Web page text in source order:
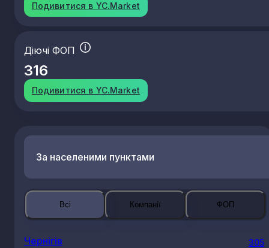
Подивитися в YC.Market
Діючі ФОП
316
Подивитися в YC.Market
За населеними пунктами
Всі Компанії ФОП
Чернігів 305